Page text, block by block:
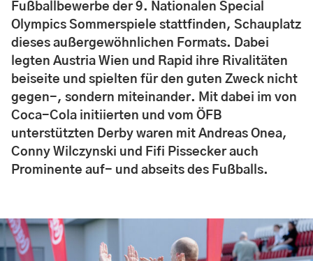
Fußballbewerbe der 9. Nationalen Special
Olympics Sommerspiele stattfinden, Schauplatz
dieses außergewöhnlichen Formats. Dabei
legten Austria Wien und Rapid ihre Rivalitäten
beiseite und spielten für den guten Zweck nicht
gegen-, sondern miteinander. Mit dabei im von
Coca-Cola initiierten und vom ÖFB
unterstützten Derby waren mit Andreas Onea,
Conny Wilczynski und Fifi Pissecker auch
Prominente auf- und abseits des Fußballs.